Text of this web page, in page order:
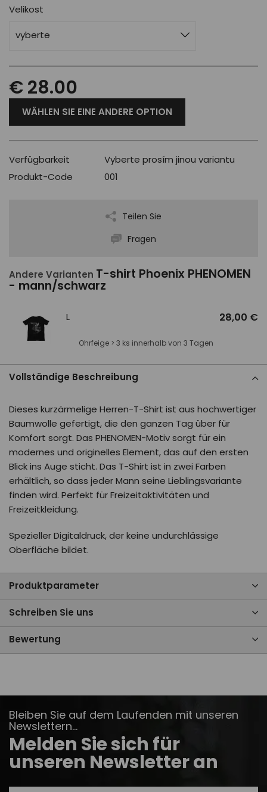
Velikost
vyberte
€ 28.00
WÄHLEN SIE EINE ANDERE OPTION
Verfügbarkeit
Vyberte prosím jinou variantu
Produkt-Code
001
Teilen Sie
Fragen
Andere Varianten T-shirt Phoenix PHENOMEN
- mann/schwarz
L
Ohrfeige > 3 ks innerhalb von 3 Tagen
28,00 €
Vollständige Beschreibung
Dieses kurzärmelige Herren-T-Shirt ist aus hochwertiger
Baumwolle gefertigt, die den ganzen Tag über für
Komfort sorgt. Das PHENOMEN-Motiv sorgt für ein
modernes und originelles Element, das auf den ersten
Blick ins Auge sticht. Das T-Shirt ist in zwei Farben
erhältlich, so dass jeder Mann seine Lieblingsvariante
finden wird. Perfekt für Freizeitaktivitäten und
Freizeitkleidung.
Spezieller Digitaldruck, der keine undurchlässige
Oberfläche bildet.
Produktparameter
Schreiben Sie uns
Bewertung
Bleiben Sie auf dem Laufenden mit unseren
Newslettern...
Melden Sie sich für
unseren Newsletter an